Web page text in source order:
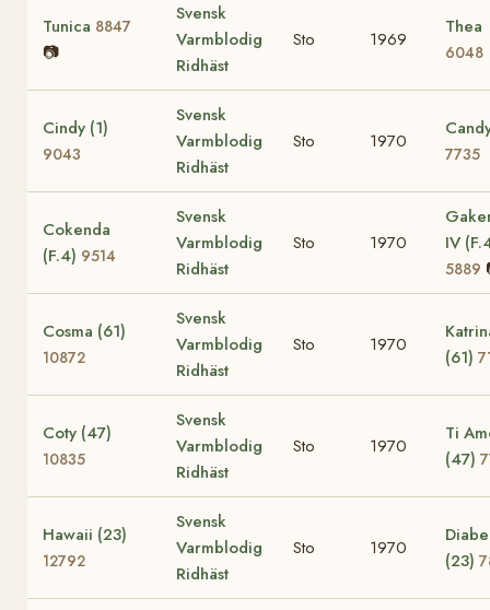
Tunica 8847
📷
Svensk
Varmblodig
Ridhäst
Sto 1969
Thea
6048
Cindy (1)
9043
Svensk
Varmblodig
Ridhäst
Sto 1970
7735
Cokenda
(F.4) 9514
Svensk
Varmblodig
Ridhäst
Sto 1970
IV
5889
Cosma (61)
10872
Svensk
Varmblodig
Ridhäst
Sto 1970
(61)
Coty (47)
10835
Svensk
Varmblodig
Ridhäst
Sto 1970
Ti
(47)
Hawaii (23)
12792
Svensk
Varmblodig
Ridhäst
Sto 1970
(23)